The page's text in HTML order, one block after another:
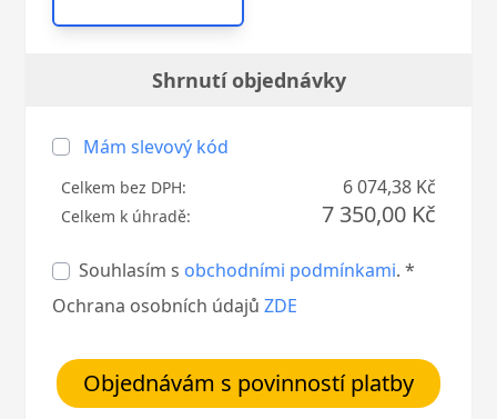
Shrnutí objednávky
Mám slevový kód
Celkem bez DPH: 6 074,38 Kč
Celkem k úhradě: 7 350,00 Kč
Souhlasím s obchodními podmínkami. *
Ochrana osobních údajůZDE
Objednávám s povinností platby